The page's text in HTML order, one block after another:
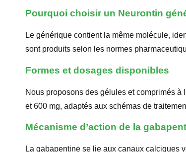
Pourquoi choisir un Neurontin
Le générique contient la même molécule,
sont produits selon les normes
Formes et dosages disponibles
Nous proposons des gélules et comprimés
et 600 mg, adaptés aux schémas de
Mécanisme d’action de la
La gabapentine se lie aux canaux calciques